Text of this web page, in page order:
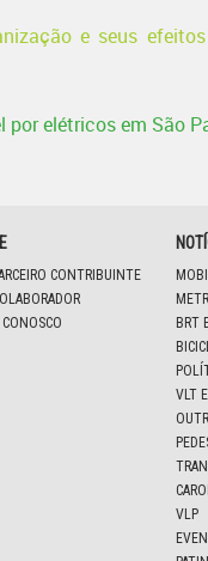
e seus
por elétricos em São
CONTRIBUINTE
BRT
VLT
VLP